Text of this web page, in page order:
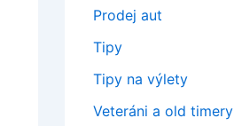
Prodej aut
Tipy
Tipy na výlety
Veteráni a old timery